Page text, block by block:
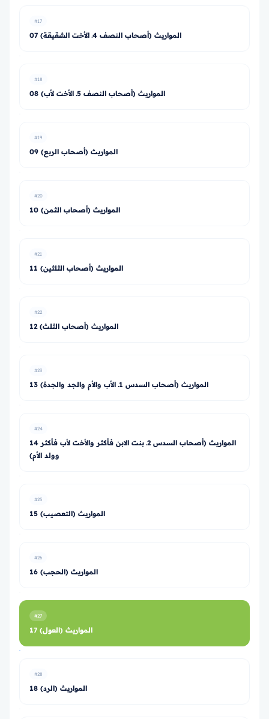
#17
07 المواريث (أصحاب النصف 4ـ الأخت الشقيقة)
#18
08 المواريث (أصحاب النصف 5ـ الأخت لأب)
#19
09 المواريث (أصحاب الربع)
#20
10 المواريث (أصحاب الثمن)
#21
11 المواريث (أصحاب الثلثين)
#22
12 المواريث (أصحاب الثلث)
#23
13 المواريث (أصحاب السدس 1ـ الأب والأم والجد والجدة)
#24
14 المواريث (أصحاب السدس 2ـ بنت الابن فأكثر والأخت لأب فأكثر
وولد الأم)
#25
15 المواريث (التعصيب)
#26
16 المواريث (الحجب)
#27
17 المواريث (العول)
#28
18 المواريث (الرد)